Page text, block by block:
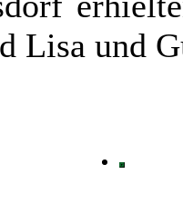
Lisa und